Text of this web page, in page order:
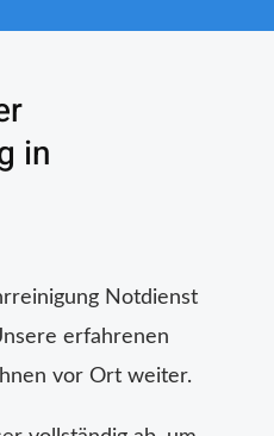
in
Notdienst
erfahrenen
vor Ort weiter.